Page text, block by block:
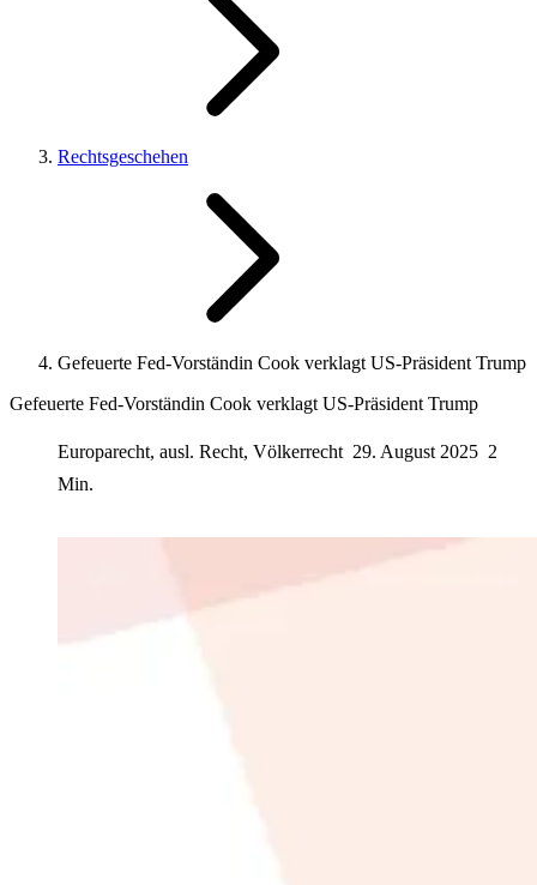
Rechtsgeschehen
Gefeuerte Fed-Vorständin Cook verklagt US-Präsident Trump
Gefeuerte Fed-Vorständin Cook verklagt US-Präsident Trump
Europarecht, ausl. Recht, Völkerrecht 29. August 2025 2
Min.